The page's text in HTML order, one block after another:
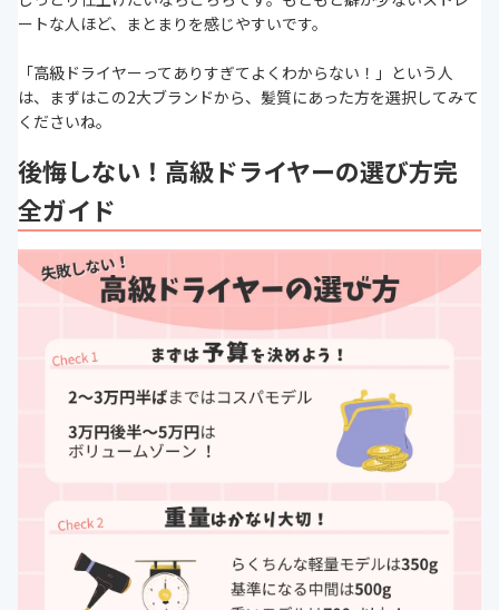
ートな人ほど、まとまりを感じやすいです。
「高級ドライヤーってありすぎてよくわからない！」という人
は、まずはこの2大ブランドから、髪質にあった方を選択してみて
くださいね。
後悔しない！高級ドライヤーの選び方完
全ガイド